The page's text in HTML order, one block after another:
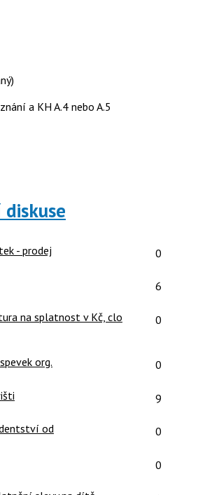
a KH A.4 nebo A.5
- prodej Počet
0
Počet
6
na splatnost v Kč, clo
Počet
0
org. Počet
0
Počet
9
od Počet
0
Počet
0